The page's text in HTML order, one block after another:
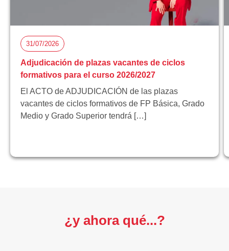
31/07/2026
Adjudicación de plazas vacantes de ciclos
formativos para el curso 2026/2027
El ACTO de ADJUDICACIÓN de las plazas
vacantes de ciclos formativos de FP Básica, Grado
Medio y Grado Superior tendrá […]
¿y ahora qué...?